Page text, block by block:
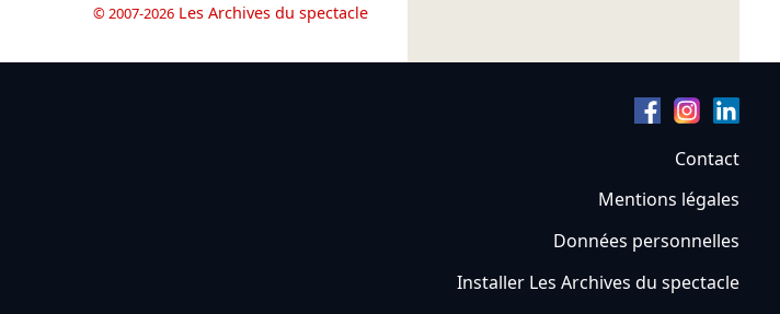
© 2007-2026 Les Archives du spectacle
Contact
Mentions légales
Données personnelles
Installer Les Archives du spectacle